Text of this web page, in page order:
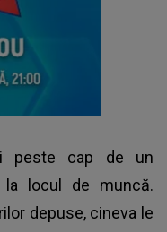
peste cap de un
locul de muncă.
depuse, cineva le